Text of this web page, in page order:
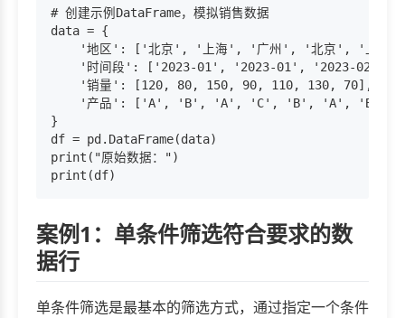
# 创建示例DataFrame，模拟销售数据
data = {
'地区': ['北京', '上海', '广州', '北京', '上海
'时间段': ['2023-01', '2023-01', '2023-02',
    '销量': [120, 80, 150, 90, 110, 130, 70],
    '产品': ['A', 'B', 'A', 'C', 'B', 'A', 'B']
}
df = pd.DataFrame(data)
print("原始数据：")
案例1：单条件筛选符合要求的数
据行
单条件筛选是最基本的筛选方式，通过指定一个条件